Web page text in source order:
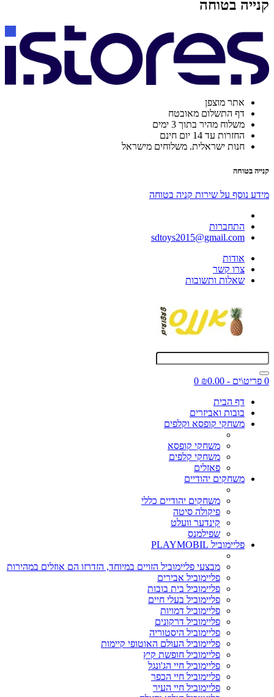
קנייה בטוחה
אתר מוצפן
דף התשלום מאובטח
משלוח מהיר בתוך 3 ימים
החזרות עד 14 יום חינם
חנות ישראלית. משלוחים מישראל
קנייה בטוחה
מידע נוסף על שירות קניה בטוחה
התחברות
sdtoys2015@gmail.com
אודות
צרו קשר
שאלות ותשובות
0 פריט\ים - ₪0.00
0
דף הבית
בובות ואביזרים
משחקי קופסא וקלפים
משחקי קופסא
משחקי קלפים
פאזלים
משחקים יהודיים
משחקים יהודיים כללי
פיקולה סיטה
קינדער וועלט
שפילמנס
פליימוביל PLAYMOBIL
מבצעי פליימוביל הזויים במיוחד, הזדרזו הם אוזלים במהירות
פליימוביל אבירים
פליימוביל בית בובות
פליימוביל בעלי חיים
פליימוביל דמויות
פליימוביל דרקונים
פליימוביל היסטוריה
פליימוביל העולם האוטופי קיימות
פליימוביל חופשת קיץ
פליימוביל חיי הג'ונגל
פליימוביל חיי הכפר
פליימוביל חיי העיר